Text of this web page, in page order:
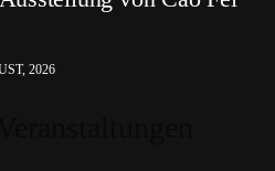
2026